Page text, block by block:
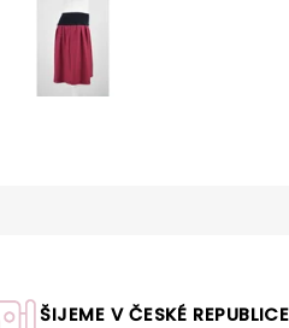
ŠIJEME V ČESKÉ REPUBLICE